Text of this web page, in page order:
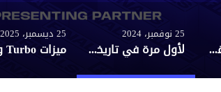
Vivo تطلق مسابقة “vivo the moment” جوائز التصوير بالموبايل 2026 بالتعاون مع اليونسكو وPhlog
25 نوفمبر، 2024
لأول مرة في تاريخها.. الرياض تستضيف نهائيات FIFAe 2024
25 ديسمبر، 2025